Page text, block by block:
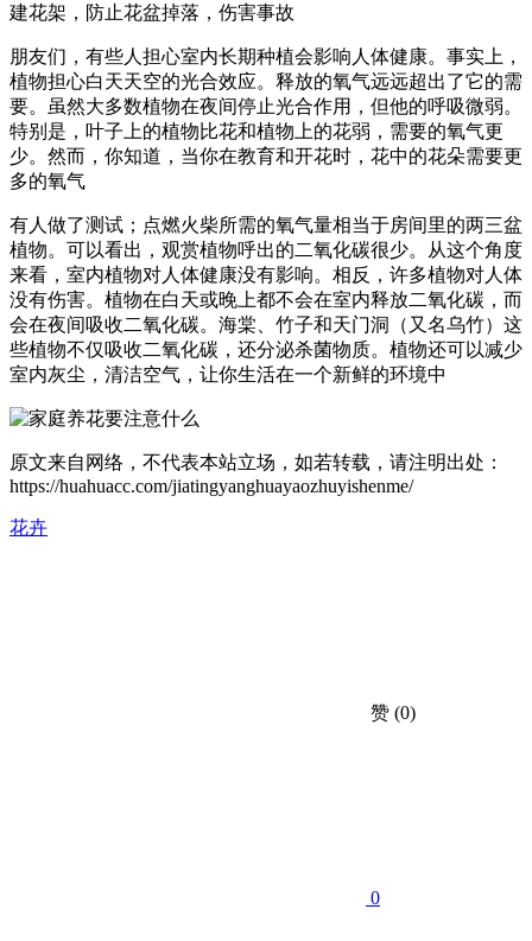
建花架，防止花盆掉落，伤害事故
朋友们，有些人担心室内长期种植会影响人体健康。事实上，
植物担心白天天空的光合效应。释放的氧气远远超出了它的需
要。虽然大多数植物在夜间停止光合作用，但他的呼吸微弱。
特别是，叶子上的植物比花和植物上的花弱，需要的氧气更
少。然而，你知道，当你在教育和开花时，花中的花朵需要更
多的氧气
有人做了测试；点燃火柴所需的氧气量相当于房间里的两三盆
植物。可以看出，观赏植物呼出的二氧化碳很少。从这个角度
来看，室内植物对人体健康没有影响。相反，许多植物对人体
没有伤害。植物在白天或晚上都不会在室内释放二氧化碳，而
会在夜间吸收二氧化碳。海棠、竹子和天门洞（又名乌竹）这
些植物不仅吸收二氧化碳，还分泌杀菌物质。植物还可以减少
室内灰尘，清洁空气，让你生活在一个新鲜的环境中
原文来自网络，不代表本站立场，如若转载，请注明出处：
https://huahuacc.com/jiatingyanghuayaozhuyishenme/
花卉
赞 (0)
0